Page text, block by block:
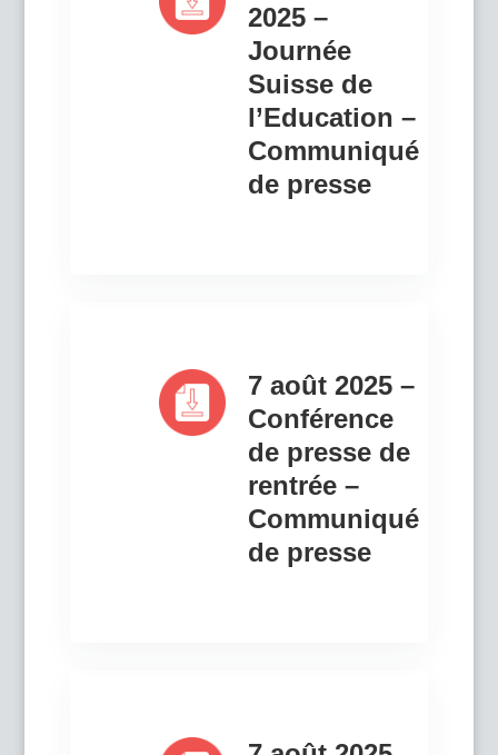
2025 –
Journée
Suisse de
l’Education –
Communiqué
de presse
7 août 2025 –
Conférence
de presse de
rentrée –
Communiqué
de presse